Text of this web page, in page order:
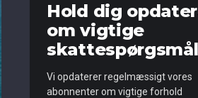
Hold dig
om vigtige
skattespørgsmål
Vi opdaterer regelmæssigt vores
abonnenter om vigtige forhold